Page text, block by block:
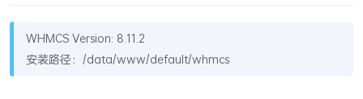
WHMCS Version: 8.11.2
安装路径：/data/www/default/whmcs